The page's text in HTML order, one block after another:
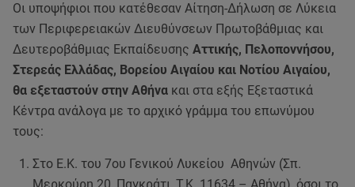
Οι υποψήφιοι που κατέθεσαν Αίτηση-Δήλωση σε Λύκεια
των Περιφερειακών Διευθύνσεων Πρωτοβάθμιας και
Δευτεροβάθμιας Εκπαίδευσης Αττικής, Πελοποννήσου,
Στερεάς Ελλάδας, Βορείου Αιγαίου και Νοτίου Αιγαίου,
θα εξεταστούν στην Αθήνα και στα εξής Εξεταστικά
Κέντρα ανάλογα με το αρχικό γράμμα του επωνύμου
τους:
Στο Ε.Κ. του 7ου Γενικού Λυκείου Αθηνών (Σπ.